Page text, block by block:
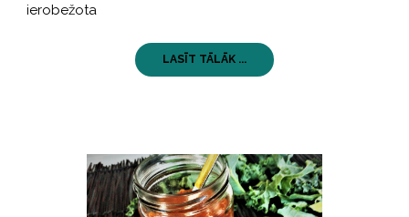
ierobežota
LASĪT TĀLĀK ...